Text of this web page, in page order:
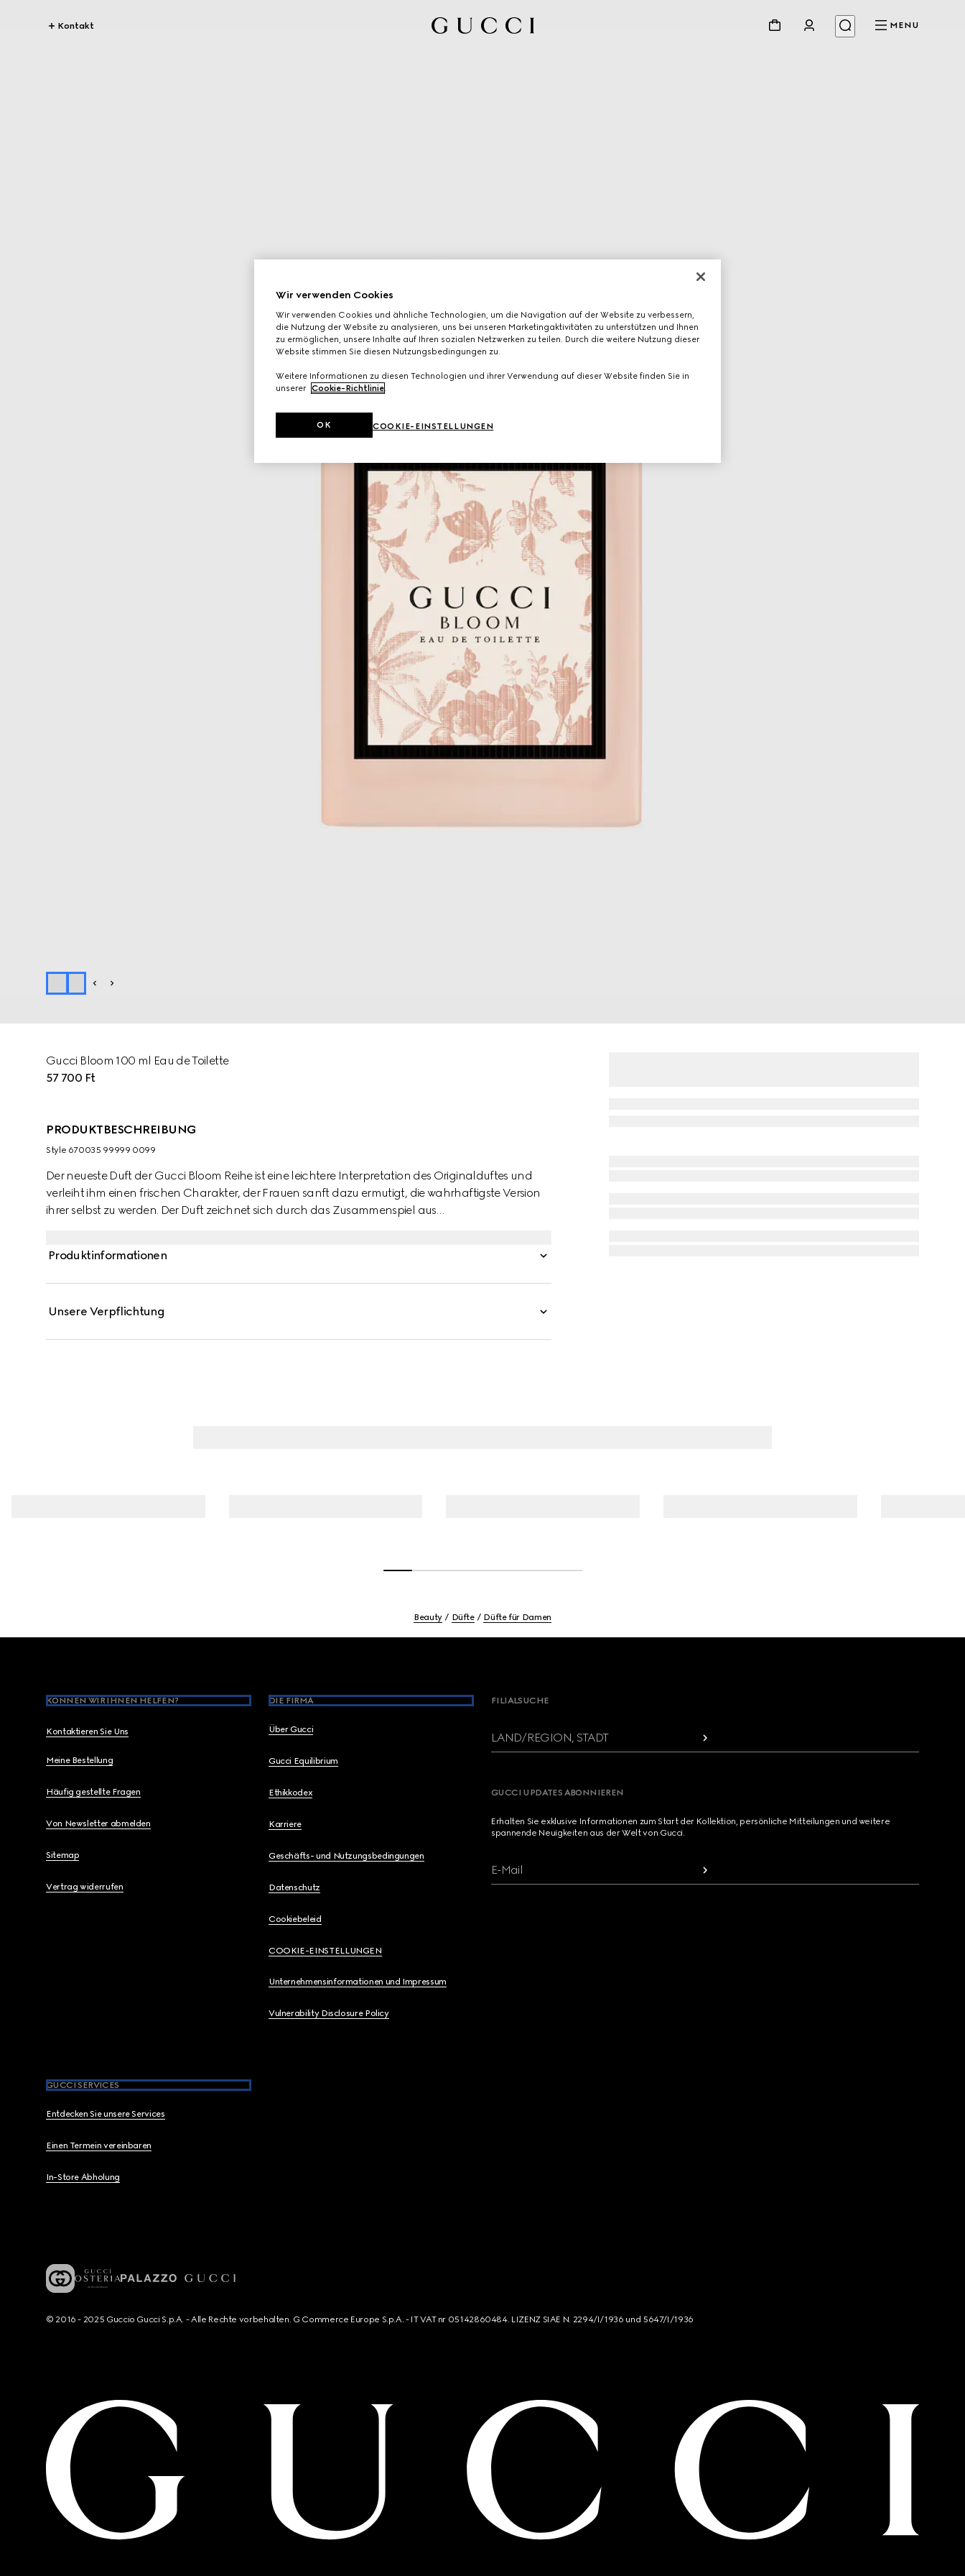
Kontakt MENU
Gucci Bloom 100 ml Eau de Toilette
57 700 Ft
PRODUKTBESCHREIBUNG
Style ‎670035 99999 0099
Der neueste Duft der Gucci Bloom Reihe ist eine leichtere Interpretation des Originalduftes und
verleiht ihm einen frischen Charakter, der Frauen sanft dazu ermutigt, die wahrhaftigste Version
ihrer selbst zu werden. Der Duft zeichnet sich durch das Zusammenspiel aus
Frische sowie die ätherische Wirkung von Neroli lassen den charakteristischen Jasminduft der
Produktinformationen
Unsere Verpflichtung
Beauty Düfte Düfte für Damen
KÖNNEN WIR IHNEN HELFEN?
Kontaktieren Sie Uns
Meine Bestellung
Häufig gestellte Fragen
Von Newsletter abmelden
Sitemap
Vertrag widerrufen
DIE FIRMA
Über Gucci
Gucci Equilibrium
Ethikkodex
Karriere
Geschäfts- und Nutzungsbedingungen
Datenschutz
Cookiebeleid
COOKIE-EINSTELLUNGEN
Unternehmensinformationen und Impressum
Vulnerability Disclosure Policy
GUCCI SERVICES
Entdecken Sie unsere Services
Einen Termein vereinbaren
In-Store Abholung
FILIALSUCHE
LAND/REGION, STADT
GUCCI UPDATES ABONNIEREN
Erhalten Sie exklusive Informationen zum Start der Kollektion, persönliche Mitteilungen und weitere
spannende Neuigkeiten aus der Welt von Gucci.
E-Mail
© 2016 - 2025 Guccio Gucci S.p.A. - Alle Rechte vorbehalten. G Commerce Europe S.p.A. - IT VAT nr 05142860484. LIZENZ SIAE N. 2294/I/1936 und 5647/I/1936
Wir verwenden Cookies
Wir verwenden Cookies und ähnliche Technologien, um die Navigation auf der Website zu verbessern,
die Nutzung der Website zu analysieren, uns bei unseren Marketingaktivitäten zu unterstützen und Ihnen
zu ermöglichen, unsere Inhalte auf Ihren sozialen Netzwerken zu teilen. Durch die weitere Nutzung dieser
Website stimmen Sie diesen Nutzungsbedingungen zu.
Weitere Informationen zu diesen Technologien und ihrer Verwendung auf dieser Website finden Sie in
unserer Cookie-Richtlinie.
COOKIE-EINSTELLUNGEN
OK